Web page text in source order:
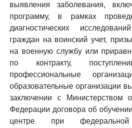
выявления заболевания,
программу, в рамках
диагностических
граждан на воинский учет,
на военную службу или
по контракту,
профессиональные
образовательные организации
заключении с Министерством
Федерации договора об
центре при федеральной